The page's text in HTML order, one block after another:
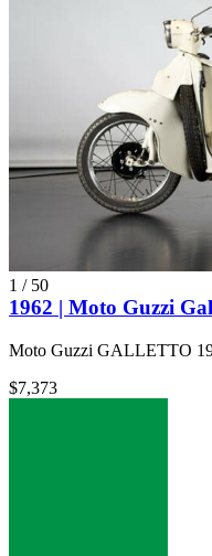
1 / 50
1962 | Moto Guzzi
Moto Guzzi GALLETTO
$7,373